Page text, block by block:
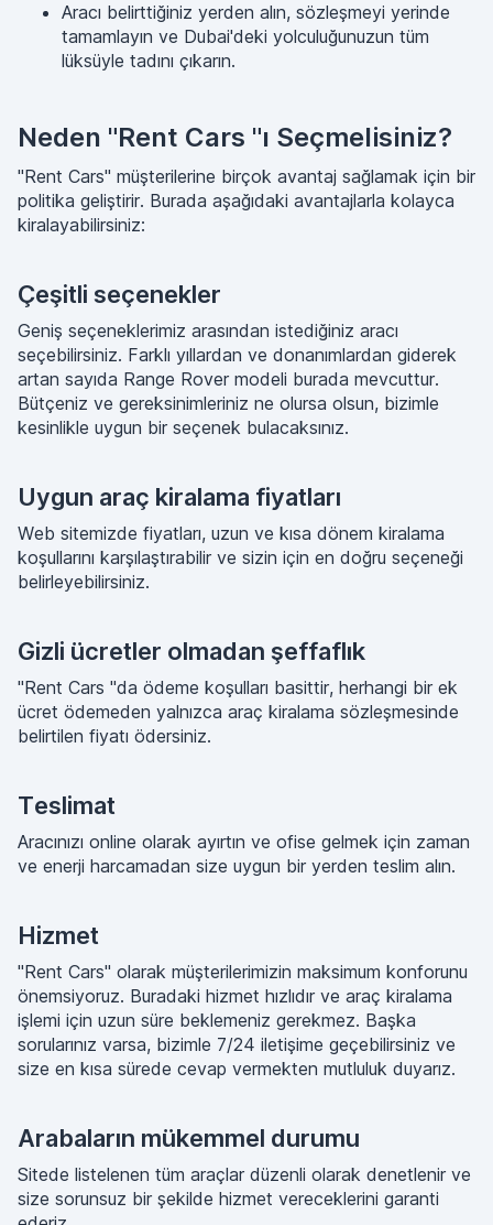
Aracı belirttiğiniz yerden alın, sözleşmeyi yerinde
tamamlayın ve Dubai'deki yolculuğunuzun tüm
lüksüyle tadını çıkarın.
Neden "Rent Cars "ı Seçmelisiniz?
"Rent Cars" müşterilerine birçok avantaj sağlamak için bir
politika geliştirir. Burada aşağıdaki avantajlarla kolayca
kiralayabilirsiniz:
Çeşitli seçenekler
Geniş seçeneklerimiz arasından istediğiniz aracı
seçebilirsiniz. Farklı yıllardan ve donanımlardan giderek
artan sayıda Range Rover modeli burada mevcuttur.
Bütçeniz ve gereksinimleriniz ne olursa olsun, bizimle
kesinlikle uygun bir seçenek bulacaksınız.
Uygun araç kiralama fiyatları
Web sitemizde fiyatları, uzun ve kısa dönem kiralama
koşullarını karşılaştırabilir ve sizin için en doğru seçeneği
belirleyebilirsiniz.
Gizli ücretler olmadan şeffaflık
"Rent Cars "da ödeme koşulları basittir, herhangi bir ek
ücret ödemeden yalnızca araç kiralama sözleşmesinde
belirtilen fiyatı ödersiniz.
Teslimat
Aracınızı online olarak ayırtın ve ofise gelmek için zaman
ve enerji harcamadan size uygun bir yerden teslim alın.
Hizmet
"Rent Cars" olarak müşterilerimizin maksimum konforunu
önemsiyoruz. Buradaki hizmet hızlıdır ve araç kiralama
işlemi için uzun süre beklemeniz gerekmez. Başka
sorularınız varsa, bizimle 7/24 iletişime geçebilirsiniz ve
size en kısa sürede cevap vermekten mutluluk duyarız.
Arabaların mükemmel durumu
Sitede listelenen tüm araçlar düzenli olarak denetlenir ve
size sorunsuz bir şekilde hizmet vereceklerini garanti